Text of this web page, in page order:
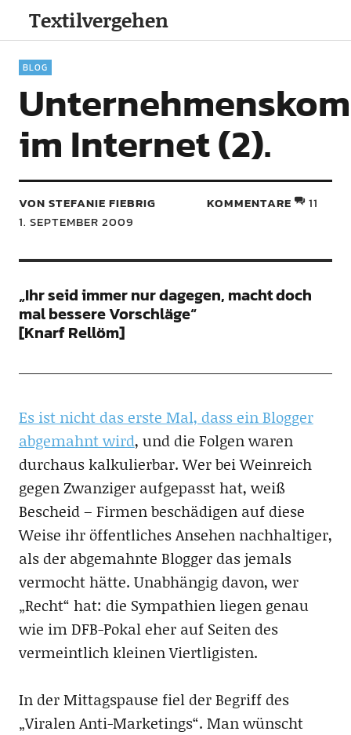
Textilvergehen
BLOG
im Internet (2).
VON STEFANIE FIEBRIG
1. SEPTEMBER 2009
KOMMENTARE 11
„Ihr seid immer nur dagegen, macht doch
mal bessere Vorschläge“
[Knarf Rellöm]
Es ist nicht das erste Mal, dass ein Blogger
abgemahnt wird, und die Folgen waren
durchaus kalkulierbar. Wer bei Weinreich
gegen Zwanziger aufgepasst hat, weiß
Bescheid – Firmen beschädigen auf diese
Weise ihr öffentliches Ansehen nachhaltiger,
als der abgemahnte Blogger das jemals
vermocht hätte. Unabhängig davon, wer
„Recht“ hat: die Sympathien liegen genau
wie im DFB-Pokal eher auf Seiten des
vermeintlich kleinen Viertligisten.
In der Mittagspause fiel der Begriff des
„Viralen Anti-Marketings“. Man wünscht